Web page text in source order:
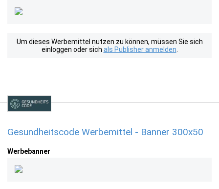
Um dieses Werbemittel nutzen zu können, müssen Sie sich
einloggen oder sich als Publisher anmelden
Gesundheitscode Werbemittel - Banner 300x50
Werbebanner